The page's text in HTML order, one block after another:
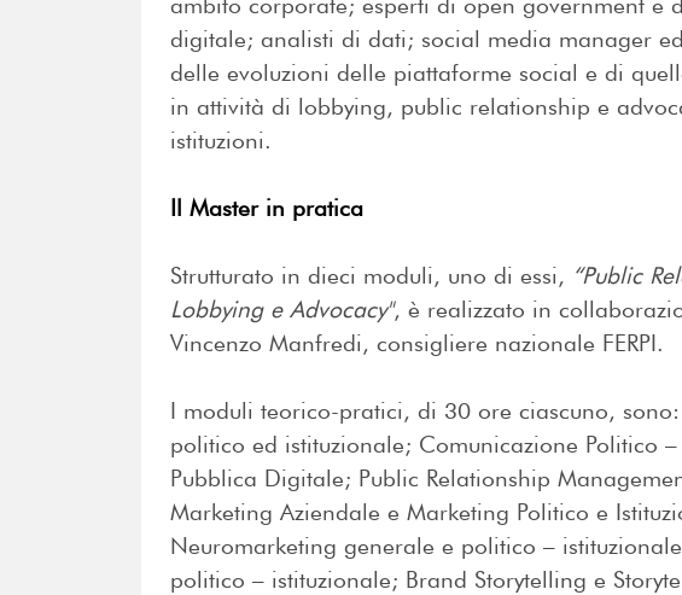
digitale; analisti di dati; social media manager
delle evoluzioni delle piattaforme social e di
in attività di lobbying, public relationship e
istituzioni.
Il Master in pratica
Strutturato in dieci moduli, uno di essi, “Public
Lobbying e Advocacy", è realizzato in
Vincenzo Manfredi, consigliere nazionale FERPI.
I moduli teorico-pratici, di 30 ore ciascuno,
politico ed istituzionale; Comunicazione Politico
Pubblica Digitale; Public Relationship
Marketing Aziendale e Marketing Politico e
Neuromarketing generale e politico –
politico – istituzionale; Brand Storytelling e